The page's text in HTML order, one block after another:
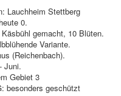
Lauchheim Stettberg
0.
gemacht, 10 Blüten.
Variante.
(Reichenbach).
Juni.
Gebiet 3
besonders geschützt